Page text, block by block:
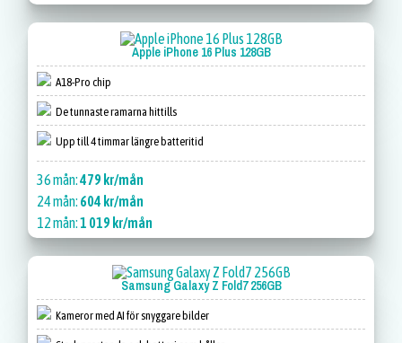
Apple iPhone 16 Plus 128GB
A18-Pro chip
De tunnaste ramarna hittills
Upp till 4 timmar längre batteritid
36 mån:479 kr/mån
24 mån: 604 kr/mån
12 mån:1 019 kr/mån
Samsung Galaxy Z Fold7 256GB
Kameror med AI för snyggare bilder